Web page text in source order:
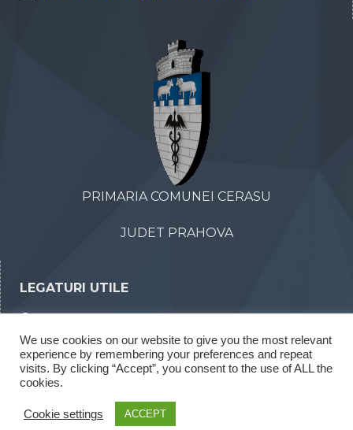
PRIMARIA COMUNEI CERASU
JUDET PRAHOVA
LEGATURI UTILE
Declaratii de interese
Rapoarte legea 52/2003
We use cookies on our website to give you the most relevant
experience by remembering your preferences and repeat
visits. By clicking “Accept”, you consent to the use of ALL the
cookies.
Cookie settings ACCEPT